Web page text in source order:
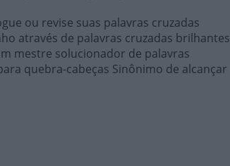
ou revise suas palavras cruzadas
através de palavras cruzadas brilhantes
mestre solucionador de palavras
quebra-cabeças Sinônimo de alcançar